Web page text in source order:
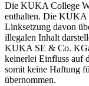
Die KUKA College
enthalten. Die KUKA
Linksetzung davon
illegalen Inhalt
KUKA SE & Co.
keinerlei Einfluss auf
somit keine Haftung
übernommen.